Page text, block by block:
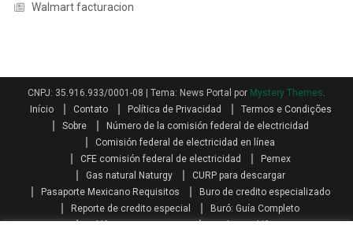
Walmart facturacion
CNPJ: 35.916.933/0001-08 Tema: News Portal por Mystery Themes.
Início
Contato Política de Privacidad
Termos e Condições
Sobre
Número de la comisión federal de electricidad
Comisión federal de electricidad en línea
CFE comisión federal de electricidad
Pemex
Gas natural Naturgy
CURP para descargar
Pasaporte Mexicano Requisitos
Buro de credito especializado
Reporte de credito especial
Buró: Guía Completo